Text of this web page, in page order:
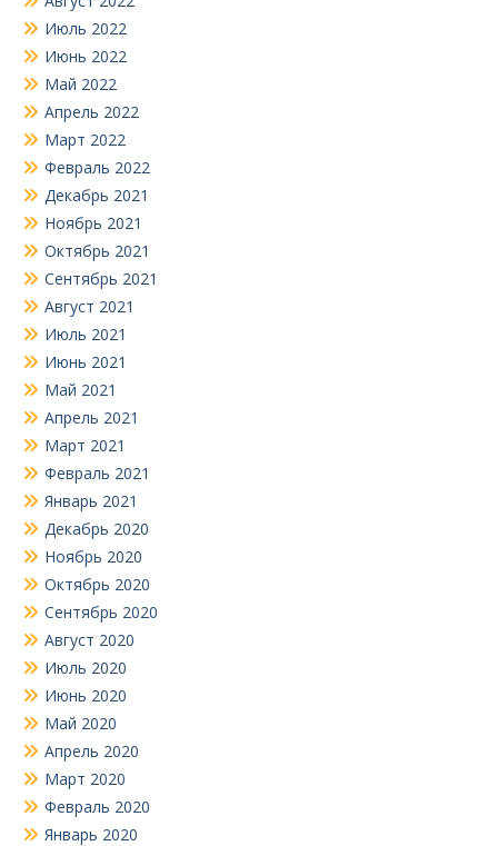
Июль 2022
Июнь 2022
Май 2022
Апрель 2022
Март 2022
Февраль 2022
Декабрь 2021
Ноябрь 2021
Октябрь 2021
Сентябрь 2021
Август 2021
Июль 2021
Июнь 2021
Май 2021
Апрель 2021
Март 2021
Февраль 2021
Январь 2021
Декабрь 2020
Ноябрь 2020
Октябрь 2020
Сентябрь 2020
Август 2020
Июль 2020
Июнь 2020
Май 2020
Апрель 2020
Март 2020
Февраль 2020
Январь 2020